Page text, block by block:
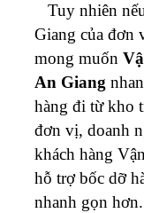
Tuy nhiên
Giang của đơn
mong muốn
An Giang
hàng đi từ kho
đơn vị, doanh
khách hàng
hỗ trợ bốc dỡ
nhanh gọn hơn.